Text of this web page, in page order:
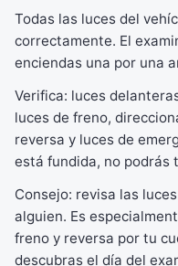
Todas las luces del
correctamente. El
enciendas una por una
Verifica: luces
luces de freno,
reversa y luces de
está fundida, no podrás
Consejo: revisa las
alguien. Es
freno y reversa por tu
descubras el día del